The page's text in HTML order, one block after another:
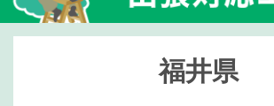
福井県